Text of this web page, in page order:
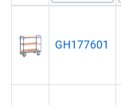
GH177601